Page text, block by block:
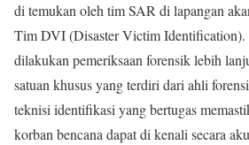
di temukan oleh tim SAR di lapangan
Tim DVI (Disaster Victim Identification).
dilakukan pemeriksaan forensik lebih
satuan khusus yang terdiri dari ahli
teknisi identifikasi yang bertugas
korban bencana dapat di kenali secara